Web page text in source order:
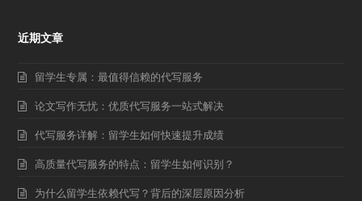
近期文章
留学生专属：最值得信赖的代写服务
论文写作无忧：优质代写服务一站式解决
代写服务详解：留学生如何快速提升成绩
高质量代写服务的特点：留学生如何识别？
为什么留学生依赖代写？背后的深层原因分析